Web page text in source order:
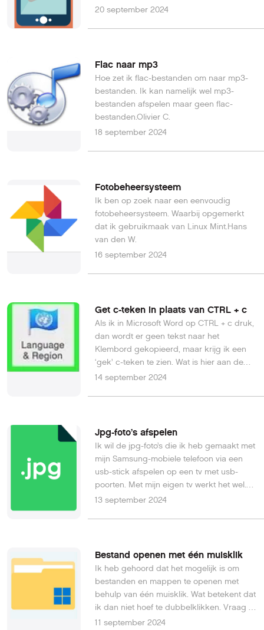
bank heb ik gedaan wat nodig was. Maar
steeds gegevens worden verzameld. Zou
dat kunnen? En hoe kan ik die phishing-
20 september 2024
Flac naar mp3
Hoe zet ik flac-bestanden om naar mp3-
bestanden. Ik kan namelijk wel mp3-
bestanden afspelen maar geen flac-
bestanden.Olivier C.
18 september 2024
Fotobeheersysteem
Ik ben op zoek naar een eenvoudig
fotobeheersysteem. Waarbij opgemerkt
dat ik gebruikmaak van Linux Mint.Hans
van den W.
16 september 2024
Get c-teken in plaats van CTRL + c
Als ik in Microsoft Word op CTRL + c druk,
dan wordt er geen tekst naar het
Klembord gekopieerd, maar krijg ik een
‘gek’ c-teken te zien. Wat is hier aan de
hand? De toetscombinaties CTRL + x en
14 september 2024
Jpg-foto’s afspelen
Ik wil de jpg-foto’s die ik heb gemaakt met
mijn Samsung-mobiele telefoon via een
usb-stick afspelen op een tv met usb-
poorten. Met mijn eigen tv werkt het wel.
Met de tv van mijn ouders werkt het niet.
13 september 2024
Bestand openen met één muisklik
Ik heb gehoord dat het mogelijk is om
bestanden en mappen te openen met
behulp van één muisklik. Wat betekent dat
ik dan niet hoef te dubbelklikken. Vraag 1:
is dat echt mogelijk? En vraag 2: waar is
11 september 2024